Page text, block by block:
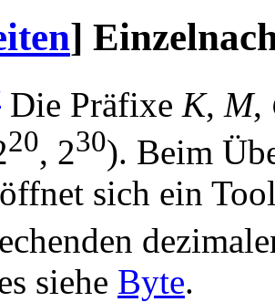
]
Die Präfixe K, M,
20, 230). Beim
sich ein
siehe Byte.